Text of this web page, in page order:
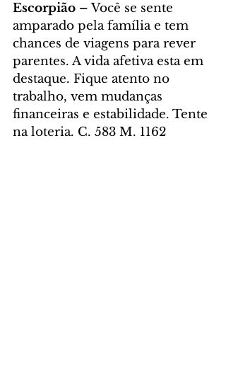
Escorpião – Você se sente
amparado pela família e tem
chances de viagens para rever
parentes. A vida afetiva esta em
destaque. Fique atento no
trabalho, vem mudanças
financeiras e estabilidade. Tente
na loteria. C. 583 M. 1162